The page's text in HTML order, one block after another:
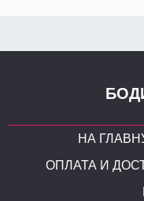
НА
ОПЛАТА И